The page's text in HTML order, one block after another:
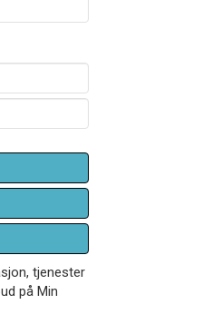
tjenester
på Min